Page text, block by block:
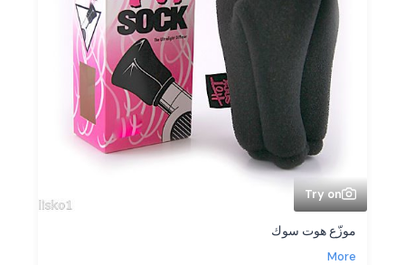
Try on
موزّع هوت سوك
More